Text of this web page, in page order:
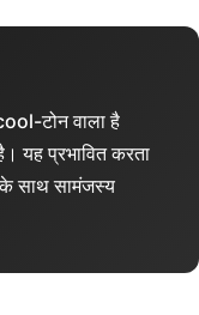
टोन वाला है
यह प्रभावित करता
साथ सामंजस्य